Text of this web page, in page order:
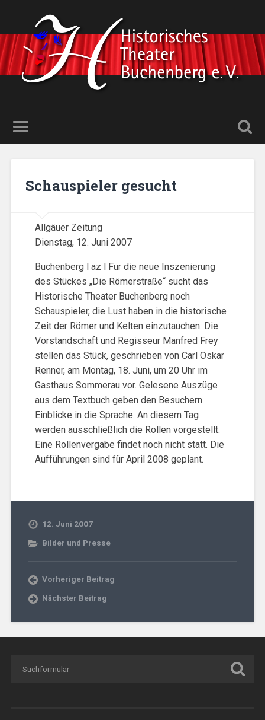
Schauspieler gesucht
Allgäuer Zeitung
Dienstag, 12. Juni 2007
Buchenberg l az l Für die neue Inszenierung
des Stückes „Die Römerstraße“ sucht das
Historische Theater Buchenberg noch
Schauspieler, die Lust haben in die historische
Zeit der Römer und Kelten einzutauchen. Die
Vorstandschaft und Regisseur Manfred Frey
stellen das Stück, geschrieben von Carl Oskar
Renner, am Montag, 18. Juni, um 20 Uhr im
Gasthaus Sommerau vor. Gelesene Auszüge
aus dem Textbuch geben den Besuchern
Einblicke in die Sprache. An diesem Tag
werden ausschließlich die Rollen vorgestellt.
Eine Rollenvergabe findet noch nicht statt. Die
Aufführungen sind für April 2008 geplant.
12. Juni 2007
Bilder und Presse
Vorheriger Beitrag
Nächster Beitrag